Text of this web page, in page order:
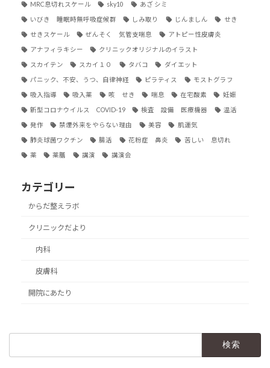
MRC息切れスケール sky10 あざ シミ
いびき 睡眠時無呼吸症候群 しみ取り じんましん せき
せきスケール ぜんそく 気管支喘息 アトピー性皮膚炎
アナフィラキシー クリニックオリジナルのイラスト
スカイテン スカイ１０ タバコ ダイエット
パニック、不安、うつ、自律神経 ピラティス モストグラフ
吸入指導 吸入薬 咳 せき 喘息 在宅酸素 妊娠
新型コロナウイルス COVID-19 検査 設備 医療機器 温活
発作 禁煙外来をやらない理由 美容 肌運気
肺炎球菌ワクチン 腸活 花粉症 鼻炎 苦しい 息切れ
薬 薬膳 講演 講演会
カテゴリー
からだ整えラボ
クリニックだより
内科
皮膚科
開院にあたり